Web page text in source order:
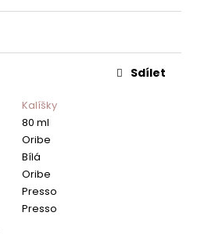
Kalíšky
80 ml
Oribe
Bílá
Oribe
Presso
Presso
Sdílet